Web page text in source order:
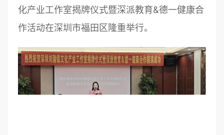
化产业工作室揭牌仪式暨深派教育&德一健康合
作活动在深圳市福田区隆重举行。